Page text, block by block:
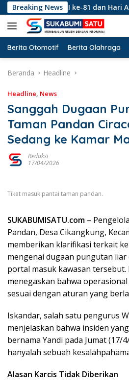
Langsung
ke
konten
Breaking News
HUT RI ke-81 dan Hari ASI
Berita Otomotif Berita Olahraga
Beranda Headline
Headline, News
Sanggah Dugaan
Taman Pandan
Sedang ke Kamar
Redaksi
17/04/2026
Tiket masuk pantai taman pandan.
SUKABUMISATU.com –
Pandan, Desa Cikangkung,
memberikan klarifikasi terkait
mengenai dugaan pungutan
portal masuk kawasan tersebut.
menegaskan bahwa
sesuai dengan aturan yang
​Iskandar, salah satu pengurus
menjelaskan bahwa insiden
bernama Yandi pada Jumat (17/
hanyalah sebuah
Alasan Karcis Tidak Diberikan